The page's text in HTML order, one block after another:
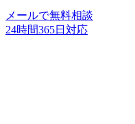
メールで無料相談
24時間365日対応